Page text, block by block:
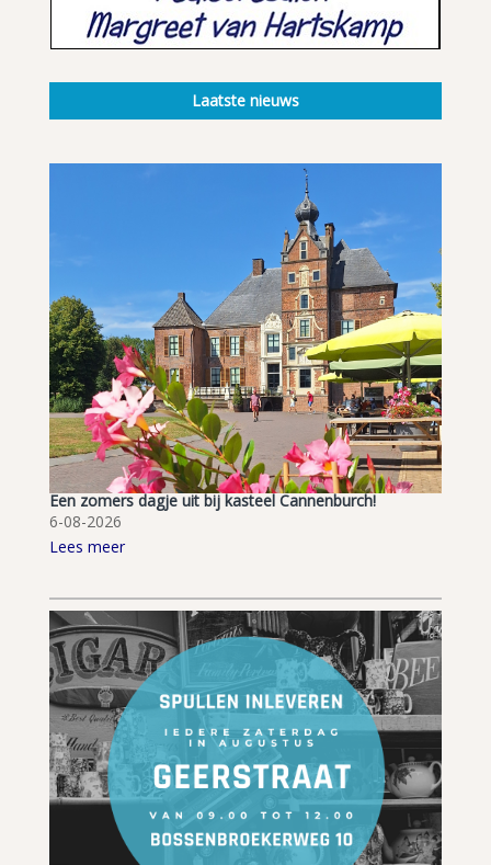
Laatste nieuws
Een zomers dagje uit bij kasteel Cannenburch!
6-08-2026
Lees meer